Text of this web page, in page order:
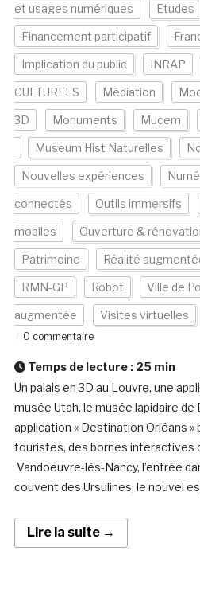
et usages numériques Etudes
Financement participatif
Implication du public INRAP
CULTURELS Médiation
3D Monuments Mucem
Museum Hist Naturelles
Nouvelles expériences
connectés Outils immersifs
mobiles Ouverture &
Patrimoine Réalité
RMN-GP Robot Ville de
augmentée Visites virtuelles
0 commentaire
Temps de lecture : 25 min
Un palais en 3D au Louvre, une
musée Utah, le musée lapidaire de
application « Destination Orléans
touristes, des bornes interactives
Vandoeuvre-lès-Nancy, l’entrée
couvent des Ursulines, le nouvel
Lire la suite →